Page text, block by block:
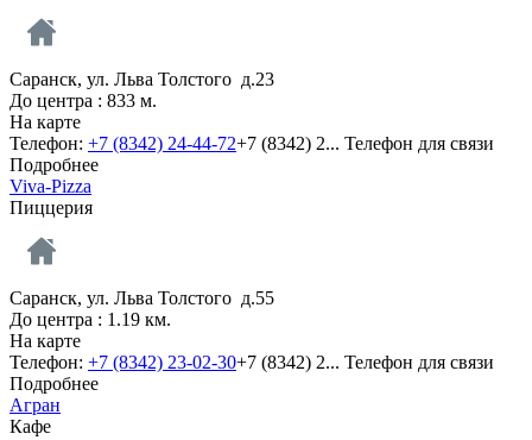
Саранск, ул. Льва Толстого д.23
До центра : 833 м.
На карте
Телефон: +7 (8342) 24-44-72+7 (8342) 2... Телефон для связи
Подробнее
Viva-Pizza
Пиццерия
Саранск, ул. Льва Толстого д.55
До центра : 1.19 км.
На карте
Телефон: +7 (8342) 23-02-30+7 (8342) 2... Телефон для связи
Подробнее
Агран
Кафе